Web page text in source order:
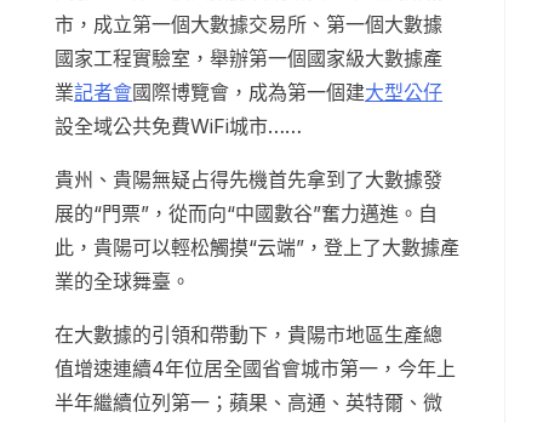
市，成立第一個大數據交易所、第一個大數據
國家工程實驗室，舉辦第一個國家級大數據產
業記者會國際博覽會，成為第一個建大型公仔
設全域公共免費WiFi城市……
貴州、貴陽無疑占得先機首先拿到了大數據發
展的“門票”，從而向“中國數谷”奮力邁進。自
此，貴陽可以輕松觸摸“云端”，登上了大數據產
業的全球舞臺。
在大數據的引領和帶動下，貴陽市地區生產總
值增速連續4年位居全國省會城市第一，今年上
半年繼續位列第一；蘋果、高通、英特爾、微